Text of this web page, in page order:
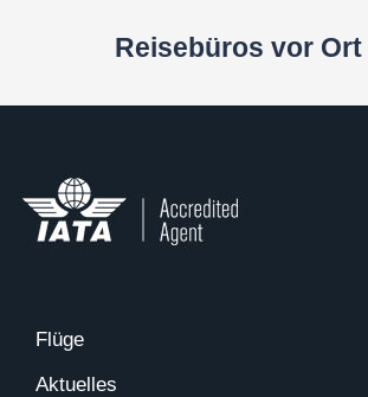
Reisebüros vor Ort
Flüge
Aktuelles